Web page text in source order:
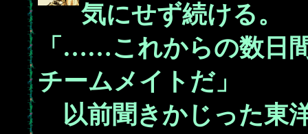
気にせず続ける。
「……これからの数日
チームメイトだ」
以前聞きかじった東